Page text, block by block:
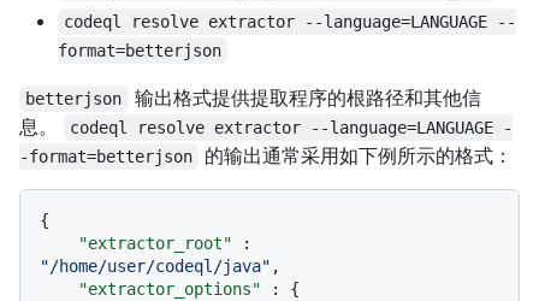
codeql resolve extractor --language=LANGUAGE --
format=betterjson
betterjson
输出格式提供提取程序的根路径和其他信
息。
codeql resolve extractor --language=LANGUAGE -
-format=betterjson
的输出通常采用如下例所示的格式：
{
"extractor_root"
:
"/home/user/codeql/java" ,
"extractor_options"
:
{